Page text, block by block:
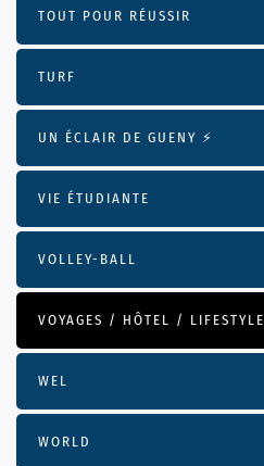
TOUT POUR RÉUSSIR
TURF
UN ÉCLAIR DE GUENY ⚡️
VIE ÉTUDIANTE
VOLLEY-BALL
VOYAGES / HÔTEL / LIFESTYLE
WEL
WORLD